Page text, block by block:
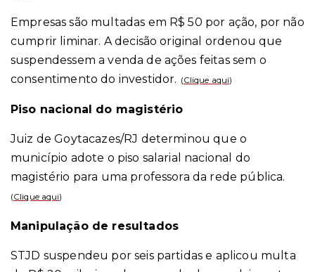
Empresas são multadas em R$ 50 por ação, por não
cumprir liminar. A decisão original ordenou que
suspendessem a venda de ações feitas sem o
consentimento do investidor. (Clique aqui)
Piso nacional do magistério
Juiz de Goytacazes/RJ determinou que o
município adote o piso salarial nacional do
magistério para uma professora da rede pública.
(Clique aqui)
Manipulação de resultados
STJD suspendeu por seis partidas e aplicou multa